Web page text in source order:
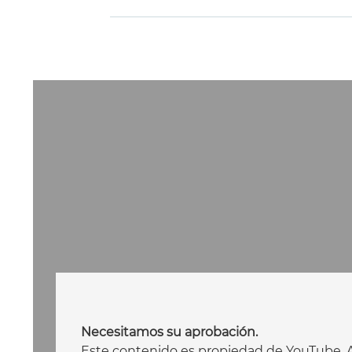
Necesitamos su aprobación.